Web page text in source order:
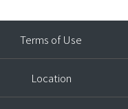
Terms of Use
Location